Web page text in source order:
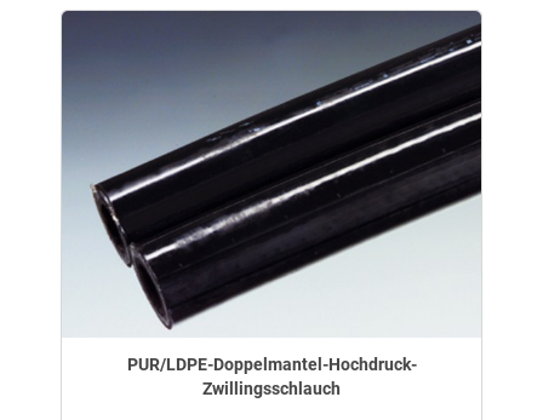
PUR/LDPE-Doppelmantel-Hochdruck-
Zwillingsschlauch